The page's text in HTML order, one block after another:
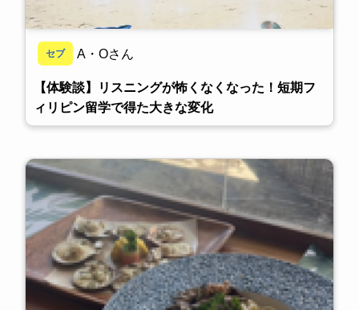
セブ A・Oさん
【体験談】リスニングが怖くなくなった！短期フ
ィリピン留学で得た大きな変化